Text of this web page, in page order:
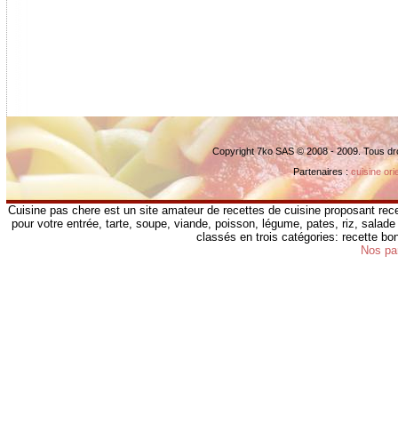
Copyright 7ko SAS © 2008 - 2009. Tous
Partenaires :cuisine
Cuisine pas chere est un site amateur de recettes de cuisine proposant
pour votre entrée, tarte, soupe, viande, poisson, légume, pates, riz,
classés en trois catégories: recette
Nos